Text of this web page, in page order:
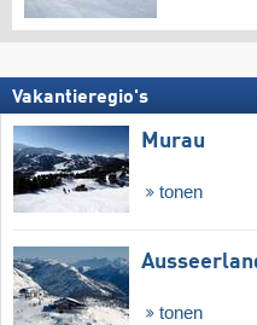
Vakantieregio's
Murau
tonen
tonen